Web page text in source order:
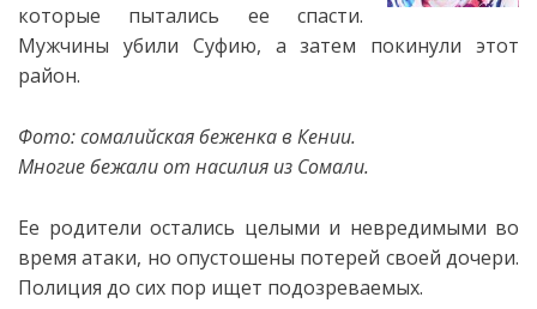
которые пытались ее спасти.
Мужчины убили Суфию, а затем покинули этот
район.
Фото: сомалийская беженка в Кении.
Многие бежали от насилия из Сомали.
Ее родители остались целыми и невредимыми во
время атаки, но опустошены потерей своей дочери.
Полиция до сих пор ищет подозреваемых.